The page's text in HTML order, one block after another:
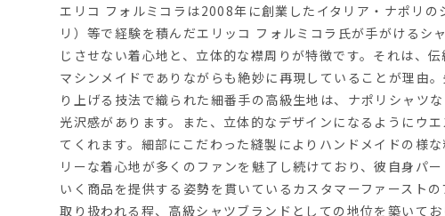
エリコ フォルミコラ は2008年に創業したイタリア・ナポリの
リ）等で経験を積んだエリッコ フォルミコラ氏が手がける
じさせない着心地と、立体的な襟周りが特徴です。それは、
マシンメイドでありながらも絶妙に再現していることが理由。
り上げる技法で織られた細番手の高級生地は、ナポリシャツ
光沢感があります。また、立体的なデザインになるようにウ
てくれます。細部にこだわった縫製によりハンドメイドの様
リーな着心地が多くのファンを魅了し続けており、彼 自身パ
いく商品を提供する姿勢を貫いているカスタマーファースト
取り扱われる程、高級シャツブランドとしての地位を築いて